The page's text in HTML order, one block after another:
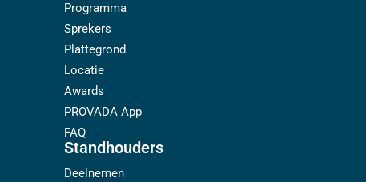
Programma
Sprekers
Plattegrond
Locatie
Awards
PROVADA App
FAQ
Standhouders
Deelnemen